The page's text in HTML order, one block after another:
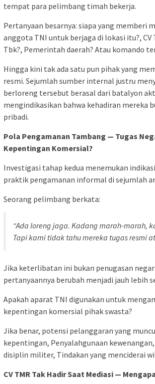
tempat para pelimbang timah bekerja.
Pertanyaan besarnya: siapa yang memberi
anggota TNI untuk berjaga di lokasi itu?, CV
Tbk?, Pemerintah daerah? Atau komando
Hingga kini tak ada satu pun pihak yang
resmi. Sejumlah sumber internal justru
berloreng tersebut berasal dari batalyon
mengindikasikan bahwa kehadiran mereka
pribadi.
Pola Pengamanan Tambang — Tugas
Kepentingan Komersial?
Investigasi tahap kedua menemukan
praktik pengamanan informal di sejumlah
Seorang pelimbang berkata:
“Ada loreng jaga. Kadang marah-marah,
Tapi kami tidak tahu mereka tugas resmi
Jika keterlibatan ini bukan penugasan
pertanyaannya berubah menjadi jauh lebih
Apakah aparat TNI digunakan untuk
kepentingan komersial pihak swasta?
Jika benar, potensi pelanggaran yang
kepentingan, Penyalahgunaan
disiplin militer, Tindakan yang menciderai
CV TMR Tak Hadir Saat Mediasi —